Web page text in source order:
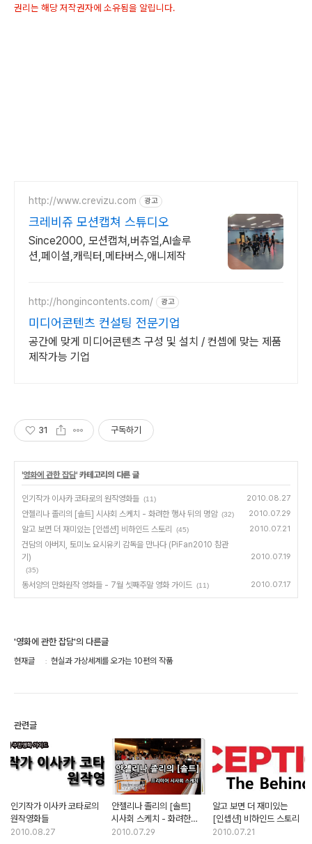
권리는 해당 저작권자에 소유됨을 알립니다.
http://www.crevizu.com 광고
크레비쥬 모션캡쳐 스튜디오
Since2000, 모션캡쳐,버츄얼,AI솔루
션,페이셜,캐릭터,메타버스,애니제작
http://hongincontents.com/ 광고
미디어콘텐츠 컨설팅 전문기업
공간에 맞게 미디어콘텐츠 구성 및 설치 / 컨셉에 맞는 제품
제작가능 기업
31 구독하기
'영화에 관한 잡담' 카테고리의 다른 글
인기작가 이사카 코타로의 원작영화들 (11) 2010.08.27
안젤리나 졸리의 [솔트] 시사회 스케치 - 화려한 행사 뒤의 명암 (32) 2010.07.29
알고 보면 더 재미있는 [인셉션] 비하인드 스토리 (45) 2010.07.21
건담의 아버지, 토미노 요시유키 감독을 만나다 (PiFan2010 참관
기)
(35)
2010.07.19
동서양의 만화원작 영화들 - 7월 셋째주말 영화 가이드 (11) 2010.07.17
'영화에 관한 잡담'의 다른글
현재글 현실과 가상세계를 오가는 10편의 작품
관련글
인기작가 이사카 코타로의
원작영화들
2010.08.27
안젤리나 졸리의 [솔트]
시사회 스케치 - 화려한
행사 뒤의 명암
2010.07.29
알고 보면 더 재미있는
[인셉션] 비하인드 스토리
2010.07.21